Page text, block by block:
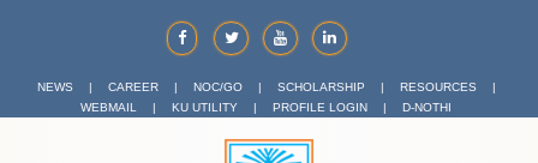
NEWS | CAREER | NOC/GO | SCHOLARSHIP | RESOURCES
|
WEBMAIL
| KU UTILITY | PROFILE LOGIN | D-NOTHI